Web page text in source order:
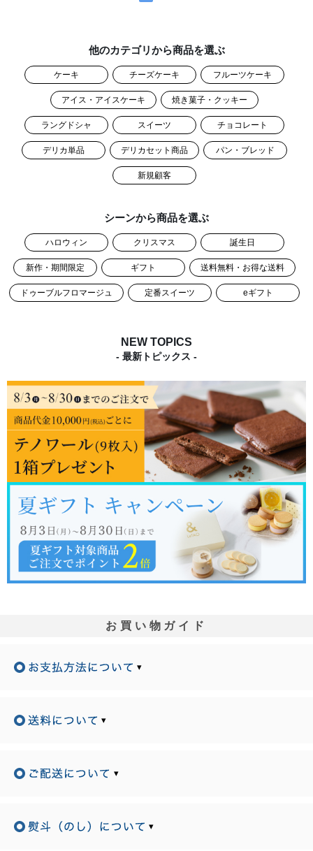
他のカテゴリから商品を選ぶ
ケーキ チーズケーキ フルーツケーキ
アイス・アイスケーキ 焼き菓子・クッキー
ラングドシャ スイーツ チョコレート
デリカ単品 デリカセット商品 パン・ブレッド
新規顧客
シーンから商品を選ぶ
ハロウィン クリスマス 誕生日
新作・期間限定 ギフト 送料無料・お得な送料
ドゥーブルフロマージュ 定番スイーツ eギフト
NEW TOPICS
- 最新トピックス -
お買い物ガイド
▾
▾
▾
▾